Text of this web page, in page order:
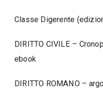
Classe Digerente
DIRITTO CIVILE –
ebook
DIRITTO ROMANO –